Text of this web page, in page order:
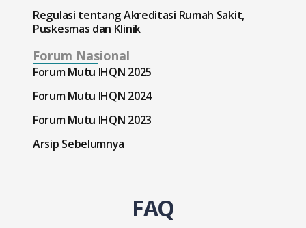
Regulasi tentang Akreditasi Rumah Sakit,
Puskesmas dan Klinik
Forum Nasional
Forum Mutu IHQN 2025
Forum Mutu IHQN 2024
Forum Mutu IHQN 2023
Arsip Sebelumnya
FAQ